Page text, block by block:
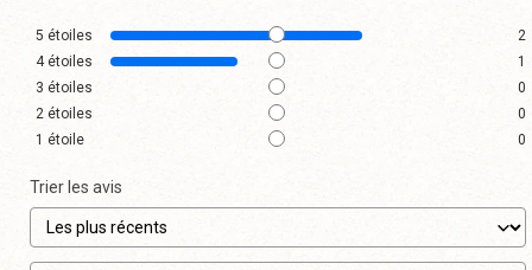
5 étoiles
2
4 étoiles
1
3 étoiles
0
2 étoiles
0
1 étoile 0
Trier les avis